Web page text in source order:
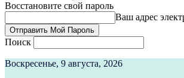
Восстановите свой пароль
Ваш адрес
Поиск
Воскресенье, 9 августа, 2026